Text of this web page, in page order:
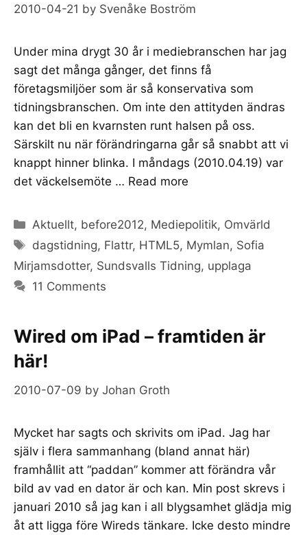
2010-04-21 by Svenåke Boström
Under mina drygt 30 år i mediebranschen har jag
sagt det många gånger, det finns få
företagsmiljöer som är så konservativa som
tidningsbranschen. Om inte den attityden ändras
kan det bli en kvarnsten runt halsen på oss.
Särskilt nu när förändringarna går så snabbt att vi
knappt hinner blinka. I måndags (2010.04.19) var
det väckelsemöte … Read more
Categories
Aktuellt, before2012, Mediepolitik, Omvärld
Tags
dagstidning, Flattr, HTML5, Mymlan, Sofia
Mirjamsdotter, Sundsvalls Tidning, upplaga
11 Comments
Wired om iPad – framtiden är
här!
2010-07-09 by Johan Groth
Mycket har sagts och skrivits om iPad. Jag har
själv i flera sammanhang (bland annat här)
framhållit att “paddan” kommer att förändra vår
bild av vad en dator är och kan. Min post skrevs i
januari 2010 så jag kan i all blygsamhet glädja mig
åt att ligga före Wireds tänkare. Icke desto mindre